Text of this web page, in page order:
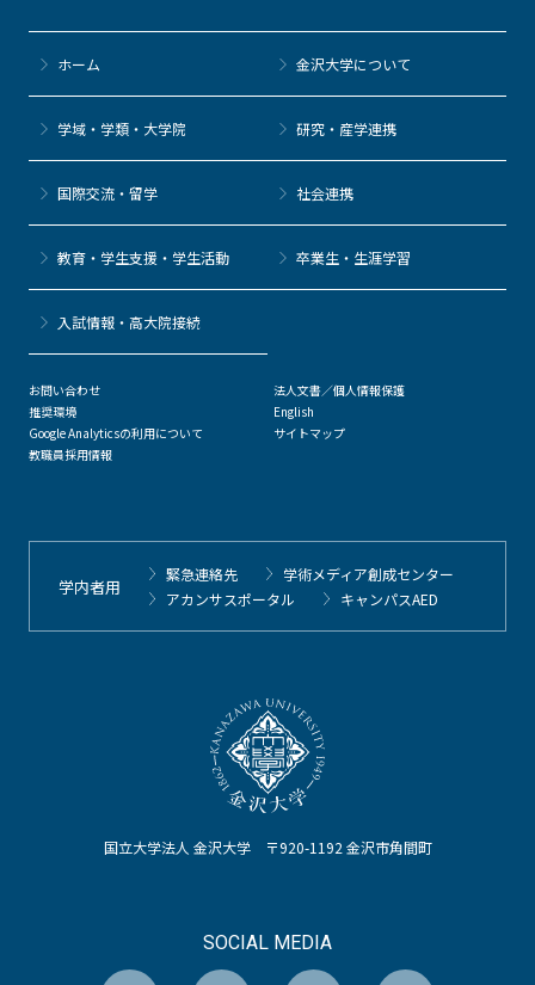
国立大学法人 金沢大学 〒920-1192 金沢市角間町
SOCIAL MEDIA
ホーム 金沢大学について
学域・学類・大学院 研究・産学連携
国際交流・留学 社会連携
教育・学生支援・学生活動 卒業生・生涯学習
⼊試情報・高大院接続
お問い合わせ
推奨環境
Google Analyticsの利用について
教職員採用情報
法人文書／個人情報保護
English
サイトマップ
学内者用
緊急連絡先
学術メディア創成センター
アカンサスポータル
キャンパスAED